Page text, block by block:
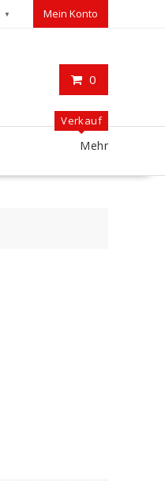
▼ Mein Konto
0
Verkauf
Mehr